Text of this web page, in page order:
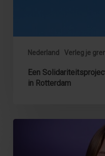
Nederland Verleg je
Een
in Rotterdam